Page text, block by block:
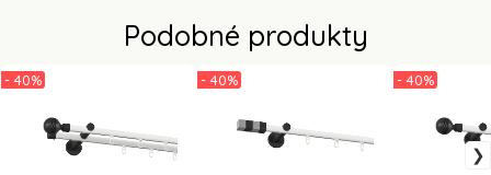
Podobné produkty
- 40% - 40% - 40%